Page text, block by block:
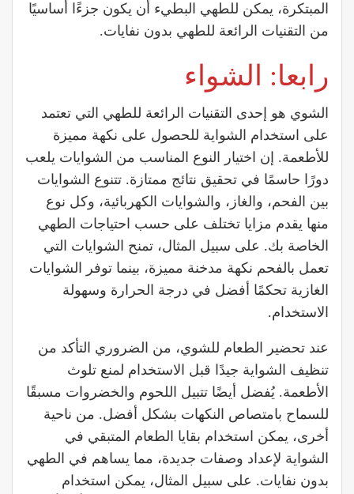
المبتكرة، يمكن للطهي البطيء أن يكون جزءًا أساسيًا
من التقنيات الرائعة للطهي بدون نفايات.
رابعا: الشواء
الشوي هو إحدى التقنيات الرائعة للطهي التي تعتمد
على استخدام الشواية للحصول على نكهة مميزة
للأطعمة. إن اختيار النوع المناسب من الشوايات يلعب
دورًا حاسمًا في تحقيق نتائج ممتازة. تتنوع الشوايات
بين الفحم، والغاز، والشوايات الكهربائية، وكل نوع
منها يقدم مزايا تختلف على حسب احتياجات الطهي
الخاصة بك. على سبيل المثال، تمنح الشوايات التي
تعمل بالفحم نكهة مدخنة مميزة، بينما توفر الشوايات
الغازية تحكمًا أفضل في درجة الحرارة وسهولة
الاستخدام.
عند تحضير الطعام للشوي، من الضروري التأكد من
تنظيف الشواية جيدًا قبل الاستخدام لمنع تلوث
الأطعمة. يُفضل أيضًا تتبيل اللحوم والخضروات مسبقًا
للسماح بامتصاص النكهات بشكل أفضل. من ناحية
أخرى، يمكن استخدام بقايا الطعام المتبقي في
الشواية لإعداد وصفات جديدة، مما يساهم في الطهي
بدون نفايات. على سبيل المثال، يمكن استخدام